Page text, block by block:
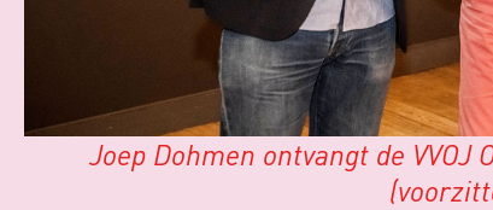
Joep Dohmen ontvangt de VVOJ